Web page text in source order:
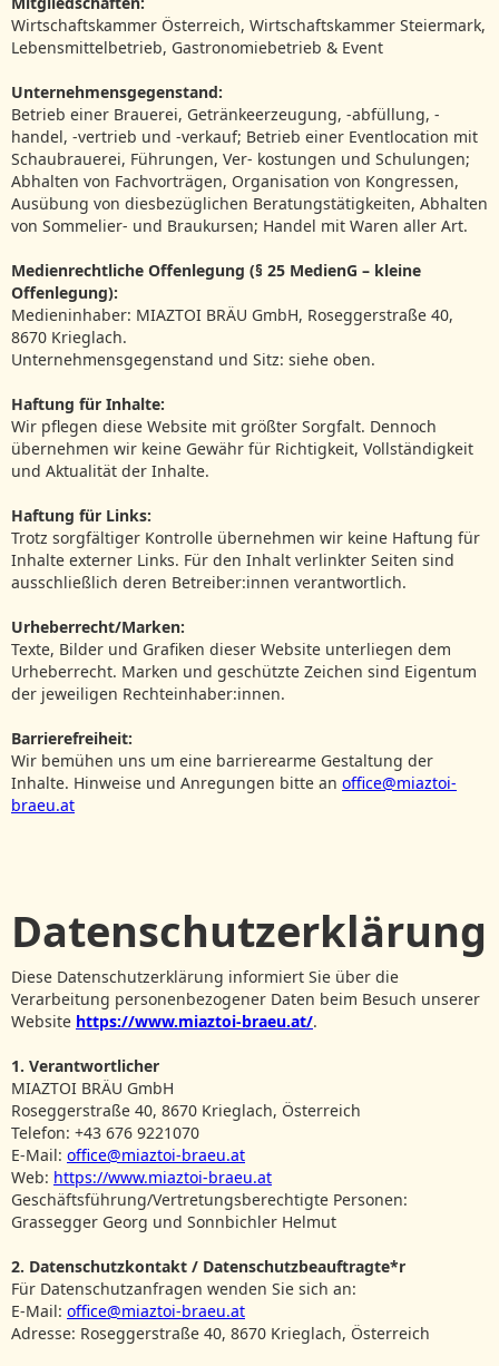
Wirtschaftskammer Österreich, Wirtschaftskammer Steiermark,
Lebensmittelbetrieb, Gastronomiebetrieb & Event
Unternehmensgegenstand:
Betrieb einer Brauerei, Getränkeerzeugung, -abfüllung, -
handel, -vertrieb und -verkauf; Betrieb einer Eventlocation mit
Schaubrauerei, Führungen, Ver- kostungen und Schulungen;
Abhalten von Fachvorträgen, Organisation von Kongressen,
Ausübung von diesbezüglichen Beratungstätigkeiten, Abhalten
von Sommelier- und Braukursen; Handel mit Waren aller Art.
Medienrechtliche Offenlegung (§ 25 MedienG – kleine
Offenlegung):
Medieninhaber: MIAZTOI BRÄU GmbH, Roseggerstraße 40,
8670 Krieglach.
Unternehmensgegenstand und Sitz: siehe oben.
Haftung für Inhalte:
Wir pflegen diese Website mit größter Sorgfalt. Dennoch
übernehmen wir keine Gewähr für Richtigkeit, Vollständigkeit
und Aktualität der Inhalte.
Haftung für Links:
Trotz sorgfältiger Kontrolle übernehmen wir keine Haftung für
Inhalte externer Links. Für den Inhalt verlinkter Seiten sind
ausschließlich deren Betreiber:innen verantwortlich.
Urheberrecht/Marken:
Texte, Bilder und Grafiken dieser Website unterliegen dem
Urheberrecht. Marken und geschützte Zeichen sind Eigentum
der jeweiligen Rechteinhaber:innen.
Barrierefreiheit:
Wir bemühen uns um eine barrierearme Gestaltung der
Inhalte. Hinweise und Anregungen bitte an office@miaztoi-
braeu.at
Datenschutzerklärung
Diese Datenschutzerklärung informiert Sie über die
Verarbeitung personenbezogener Daten beim Besuch unserer
Website https://www.miaztoi-braeu.at/.
1. Verantwortlicher
MIAZTOI BRÄU GmbH
Roseggerstraße 40, 8670 Krieglach, Österreich
Telefon: +43 676 9221070
E‑Mail: office@miaztoi-braeu.at
Web: https://www.miaztoi-braeu.at
Geschäftsführung/Vertretungsberechtigte Personen:
Grassegger Georg und Sonnbichler Helmut
2. Datenschutzkontakt / Datenschutzbeauftragte*r
Für Datenschutzanfragen wenden Sie sich an:
E‑Mail: office@miaztoi-braeu.at
Adresse: Roseggerstraße 40, 8670 Krieglach, Österreich